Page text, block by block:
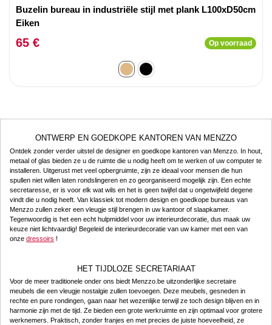
Buzelin bureau in industriële stijl met plank L100xD50cm
Eiken
65 € Op voorraad
ONTWERP EN GOEDKOPE KANTOREN VAN MENZZO
Ontdek zonder verder uitstel de designer en goedkope kantoren van Menzzo. In hout,
metaal of glas bieden ze u de ruimte die u nodig heeft om te werken of uw computer te
installeren. Uitgerust met veel opbergruimte, zijn ze ideaal voor mensen die hun
spullen niet willen laten rondslingeren en zo georganiseerd mogelijk zijn. Een echte
secretaresse, er is voor elk wat wils en het is geen twijfel dat u ongetwijfeld degene
vindt die u nodig heeft. Van klassiek tot modern design en goedkope bureaus van
Menzzo zullen zeker een vleugje stijl brengen in uw kantoor of slaapkamer.
Tegenwoordig is het een echt hulpmiddel voor uw interieurdecoratie, dus maak uw
keuze niet lichtvaardig! Begeleid de interieurdecoratie van uw kamer met een van
onze dressoirs !
HET TIJDLOZE SECRETARIAAT
Voor de meer traditionele onder ons biedt Menzzo.be uitzonderlijke secretaire
meubels die een vleugje nostalgie zullen toevoegen. Deze meubels, gesneden in
rechte en pure rondingen, gaan naar het wezenlijke terwijl ze toch design blijven en in
harmonie zijn met de tijd. Ze bieden een grote werkruimte en zijn optimaal voor grotere
werknemers. Praktisch, zonder franjes en met precies de juiste hoeveelheid, ze